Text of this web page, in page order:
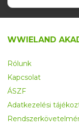
WWIELAND
Rólunk
Kapcsolat
ÁSZF
Adatkezelési